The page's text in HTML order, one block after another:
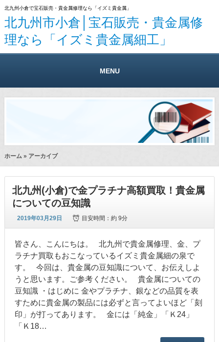
北九州小倉で宝石販売・貴金属修理なら「イズミ貴金属」
北九州市小倉│宝石販売・貴金属修
理なら「イズミ貴金属細工」
MENU
ホーム » アーカイブ
北九州(小倉)で金プラチナ高額買取！貴金属
についての豆知識
2019年03月29日 目安時間：約 9分
皆さん、こんにちは。 北九州で貴金属修理、金、プ
ラチナ買取もおこなっているイズミ貴金属細の泉で
す。 今回は、貴金属の豆知識について、お伝えしよ
うと思います。ご参考ください。 貴金属についての
豆知識 ・はじめに 金やプラチナ、銀などの品質を表
すために貴金属の製品には必ずと言ってよいほど「刻
印」が打ってあります。 金には「純金」「Ｋ24」
「Ｋ18…